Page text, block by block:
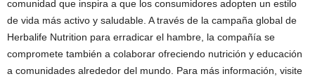
comunidad que inspira a que los consumidores adopten un estilo
de vida más activo y saludable. A través de la campaña global de
Herbalife Nutrition para erradicar el hambre, la compañía se
compromete también a colaborar ofreciendo nutrición y educación
a comunidades alrededor del mundo. Para más información, visite